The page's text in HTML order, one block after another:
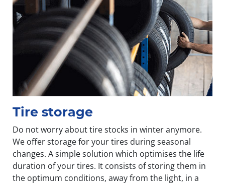
Tire storage
Do not worry about tire stocks in winter anymore.
We offer storage for your tires during seasonal
changes. A simple solution which optimises the life
duration of your tires. It consists of storing them in
the optimum conditions, away from the light, in a